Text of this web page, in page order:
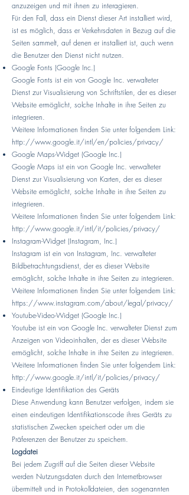
anzuzeigen und mit ihnen zu interagieren.
Für den Fall, dass ein Dienst dieser Art installiert wird,
ist es möglich, dass er Verkehrsdaten in Bezug auf die
Seiten sammelt, auf denen er installiert ist, auch wenn
die Benutzer den Dienst nicht nutzen.
Google Fonts (Google Inc.)
Google Fonts ist ein von Google Inc. verwalteter
Dienst zur Visualisierung von Schriftstilen, der es dieser
Website ermöglicht, solche Inhalte in ihre Seiten zu
integrieren.
Weitere Informationen finden Sie unter folgendem Link:
http://www.google.it/intl/en/policies/privacy/
Google Maps-Widget (Google Inc.)
Google Maps ist ein von Google Inc. verwalteter
Dienst zur Visualisierung von Karten, der es dieser
Website ermöglicht, solche Inhalte in ihre Seiten zu
integrieren.
Weitere Informationen finden Sie unter folgendem Link:
http://www.google.it/intl/it/policies/privacy/
Instagram-Widget (Instagram, Inc.)
Instagram ist ein von Instagram, Inc. verwalteter
Bildbetrachtungsdienst, der es dieser Website
ermöglicht, solche Inhalte in ihre Seiten zu integrieren.
Weitere Informationen finden Sie unter folgendem Link:
https://www.instagram.com/about/legal/privacy/
Youtube-Video-Widget (Google Inc.)
Youtube ist ein von Google Inc. verwalteter Dienst zum
Anzeigen von Videoinhalten, der es dieser Website
ermöglicht, solche Inhalte in ihre Seiten zu integrieren.
Weitere Informationen finden Sie unter folgendem Link:
http://www.google.it/intl/it/policies/privacy/
Eindeutige Identifikation des Geräts
Diese Anwendung kann Benutzer verfolgen, indem sie
einen eindeutigen Identifikationscode ihres Geräts zu
statistischen Zwecken speichert oder um die
Präferenzen der Benutzer zu speichern.
Logdatei
Bei jedem Zugriff auf die Seiten dieser Website
werden Nutzungsdaten durch den Internetbrowser
übermittelt und in Protokolldateien, den sogenannten